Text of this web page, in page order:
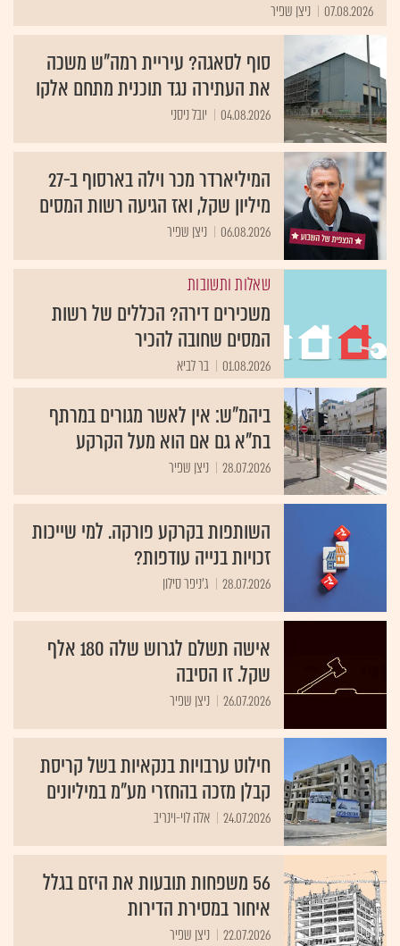
07.08.2026 ניצן שפיר
סוף לסאגה? עיריית רמה"ש משכה
את העתירה נגד תוכנית מתחם אלקו
04.08.2026 יובל ניסני
המיליארדר מכר וילה בארסוף ב-27
מיליון שקל, ואז הגיעה רשות המסים
06.08.2026 ניצן שפיר
שאלות ותשובות
משכירים דירה? הכללים של רשות
המסים שחובה להכיר
01.08.2026 בר לביא
ביהמ"ש: אין לאשר מגורים במרתף
בת"א גם אם הוא מעל הקרקע
28.07.2026 ניצן שפיר
השותפות בקרקע פורקה. למי שייכות
זכויות בנייה עודפות?
28.07.2026 ג'ניפר סילון
אישה תשלם לגרוש שלה 180 אלף
שקל. זו הסיבה
26.07.2026 ניצן שפיר
חילוט ערבויות בנקאיות בשל קריסת
קבלן מזכה בהחזרי מע"מ במיליונים
24.07.2026 אלה לוי-וינריב
56 משפחות תובעות את היזם בגלל
איחור במסירת הדירות
22.07.2026 ניצן שפיר